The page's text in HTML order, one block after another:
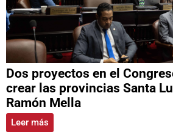
Dos proyectos en el
crear las provincias Santa
Ramón Mella
Leer más